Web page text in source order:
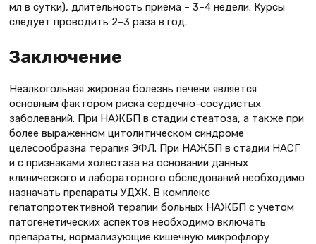
мл в сутки), длительность приема – 3–4 недели. Курсы
следует проводить 2–3 раза в год.
Заключение
Неалкогольная жировая болезнь печени является
основным фактором риска сердечно-сосудистых
заболеваний. При НАЖБП в стадии стеатоза, а также при
более выраженном цитолитическом синдроме
целесообразна терапия ЭФЛ. При НАЖБП в стадии НАСГ
и с признаками холестаза на основании данных
клинического и лабораторного обследований необходимо
назначать препараты УДХК. В комплекс
гепатопротективной терапии больных НАЖБП с учетом
патогенетических аспектов необходимо включать
препараты, нормализующие кишечную микрофлору